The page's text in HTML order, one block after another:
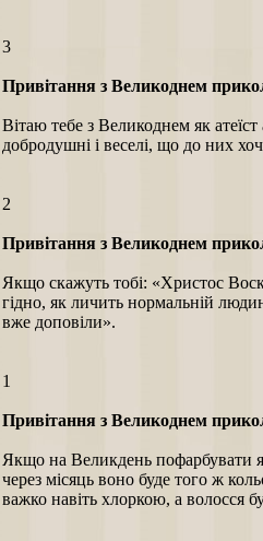
3
Привітання з Великоднем
Вітаю тебе з Великоднем як атеїст
добродушні і веселі, що до них
2
Привітання з Великоднем
Якщо скажуть тобі: «Христос
гідно, як личить нормальній
вже доповіли».
1
Привітання з Великоднем
Якщо на Великдень пофарбувати
через місяць воно буде того ж
важко навіть хлоркою, а волосся